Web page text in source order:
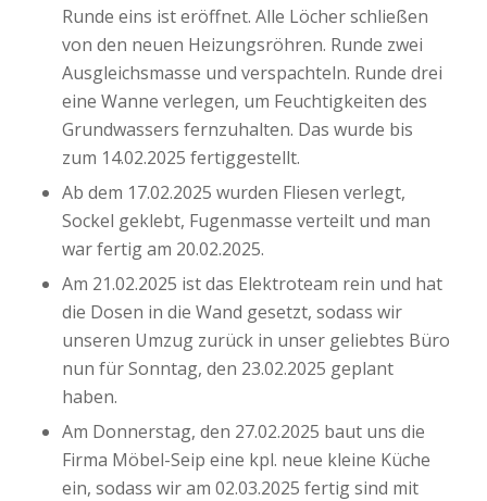
Runde eins ist eröffnet. Alle Löcher schließen
von den neuen Heizungsröhren. Runde zwei
Ausgleichsmasse und verspachteln. Runde drei
eine Wanne verlegen, um Feuchtigkeiten des
Grundwassers fernzuhalten. Das wurde bis
zum 14.02.2025 fertiggestellt.
Ab dem 17.02.2025 wurden Fliesen verlegt,
Sockel geklebt, Fugenmasse verteilt und man
war fertig am 20.02.2025.
Am 21.02.2025 ist das Elektroteam rein und hat
die Dosen in die Wand gesetzt, sodass wir
unseren Umzug zurück in unser geliebtes Büro
nun für Sonntag, den 23.02.2025 geplant
haben.
Am Donnerstag, den 27.02.2025 baut uns die
Firma Möbel-Seip eine kpl. neue kleine Küche
ein, sodass wir am 02.03.2025 fertig sind mit